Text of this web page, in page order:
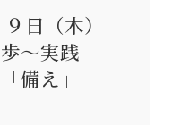
日（木）
～実践
備え」